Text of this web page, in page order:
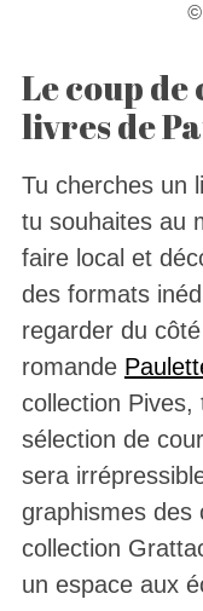
©
Le coup de
livres de
Tu cherches un
tu souhaites au
faire local et
des formats
regarder du
romande
collection
sélection de
sera
graphismes des
collection
un espace aux